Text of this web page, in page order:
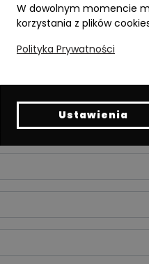
W dowolnym momencie
korzystania z plików
Polityka Prywatności
Ustawienia